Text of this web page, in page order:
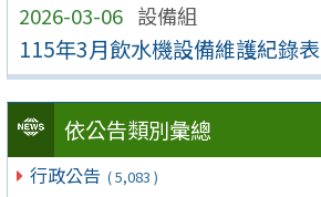
2026-03-06 設備組
115年3月飲水機設備維護紀錄表
依公告類別彙總
行政公告 ( 5,083 )